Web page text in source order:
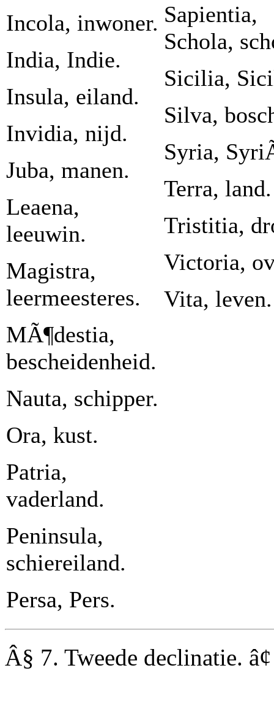
Incola, inwoner.
India, Indie.
Insula, eiland.
Invidia, nijd.
Juba, manen.
Leaena,
leeuwin.
Magistra,
leermeesteres.
MÃ¶destia,
bescheidenheid.
Nauta, schipper.
Ora, kust.
Patria,
vaderland.
Peninsula,
schiereiland.
Persa, Pers.
Schola,
Sicilia,
Silva,
Syria,
Terra, land.
Tristitia,
Victoria,
Vita, leven.
Â§ 7. Tweede declinatie. â¢